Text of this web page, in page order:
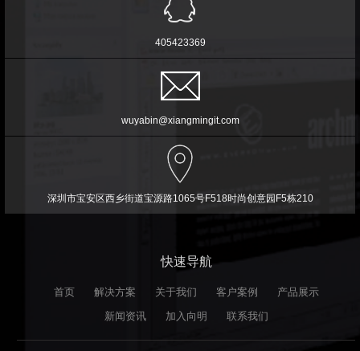
405423369
wuyabin@xiangmingit.com
深圳市宝安区西乡街道宝源路1065号F518时尚创意园F5栋210
快速导航
首页 解决方案 关于我们 客户案例
产品展示
新闻资讯
加入向明 联系我们